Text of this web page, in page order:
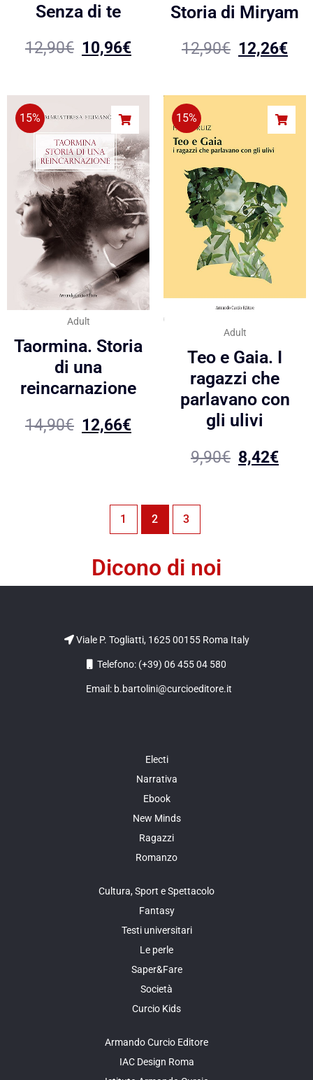
Senza di te
12,90€ 10,96€
Storia di Miryam
12,90€ 12,26€
15%
Adult
Taormina. Storia
di una
reincarnazione
14,90€ 12,66€
15%
Adult
Teo e Gaia. I
ragazzi che
parlavano con
gli ulivi
9,90€ 8,42€
1 2 3
Dicono di noi
Viale P. Togliatti, 1625 00155 Roma Italy
Telefono: (+39) 06 455 04 580
Email: b.bartolini@curcioeditore.it
Electi
Narrativa
Ebook
New Minds
Ragazzi
Romanzo
Cultura, Sport e Spettacolo
Fantasy
Testi universitari
Le perle
Saper&Fare
Società
Curcio Kids
Armando Curcio Editore
IAC Design Roma